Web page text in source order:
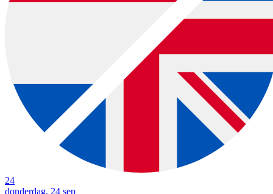
24
donderdag, 24 sep